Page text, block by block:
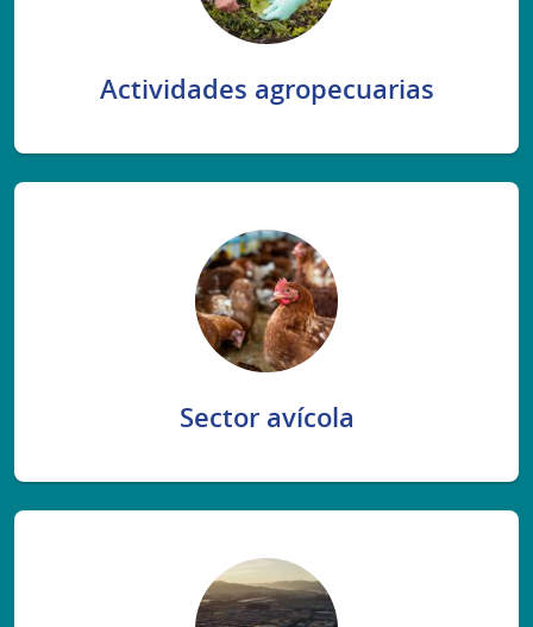
Actividades agropecuarias
Sector avícola